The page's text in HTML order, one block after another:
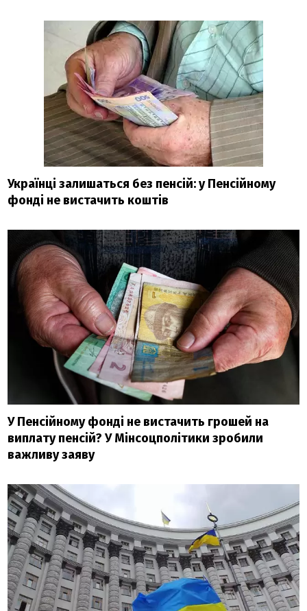
Українці залишаться без пенсій: у Пенсійному
фонді не вистачить коштів
У Пенсійному фонді не вистачить грошей на
виплату пенсій? У Мінсоцполітики зробили
важливу заяву